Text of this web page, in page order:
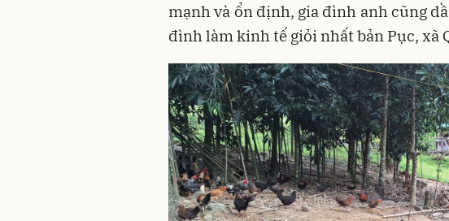
mạnh và ổn định, gia đình anh cũng
đình làm kinh tế giỏi nhất bản Pục, xã